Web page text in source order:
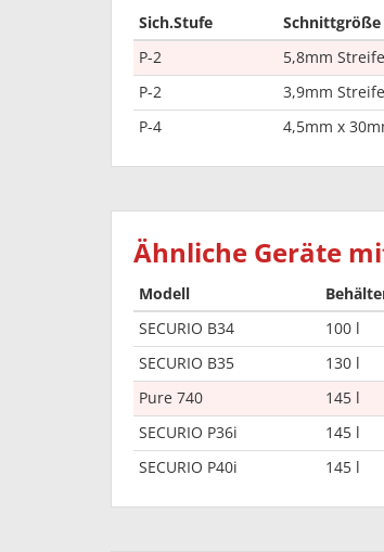
Sich.Stufe Schnittgröße
P-2
5,8mm
P-2
3,9mm
P-4
4,5mm x
Ähnliche Geräte
Modell
SECURIO B34
100 l
SECURIO B35
130 l
Pure 740
145 l
SECURIO P36i
145 l
SECURIO P40i
145 l